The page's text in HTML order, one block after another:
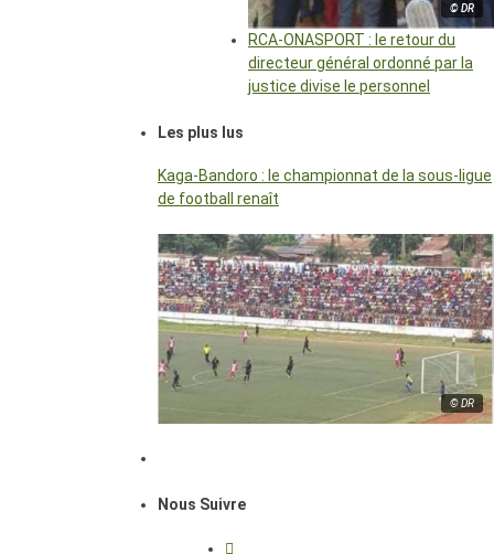
© DR
RCA-ONASPORT : le retour du
directeur général ordonné par la
justice divise le personnel
Les plus lus
Kaga-Bandoro : le championnat de la sous-ligue
de football renaît
© DR
Nous Suivre